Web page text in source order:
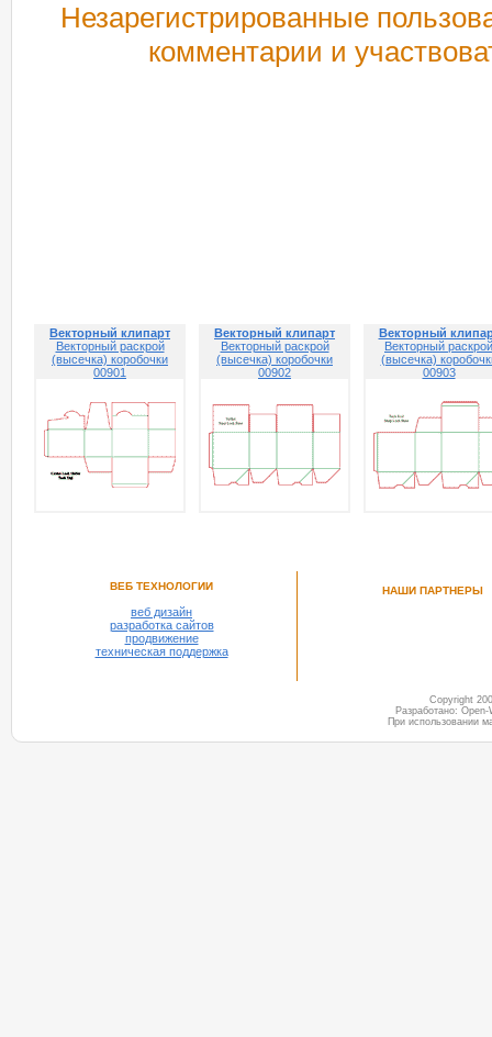
Незарегистрированные
комментарии и
Векторный клипарт
Векторный раскрой
(высечка) коробочки
00901
Векторный клипарт
Векторный раскрой
(высечка) коробочки
00902
Векторный
Векторный раскрой
(высечка)
00903
ВЕБ ТЕХНОЛОГИИ
веб дизайн
разработка сайтов
продвижение
техническая поддержка
НАШИ ПАРТНЕРЫ
Copyright
Разработано:
При использовании